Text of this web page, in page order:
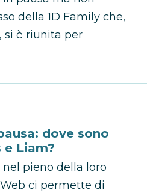
della 1D Family che,
si è riunita per
dove sono
e Liam?
pieno della loro
ci permette di